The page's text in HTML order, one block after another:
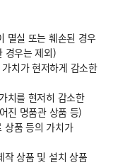
멸실 또는 훼손된 경우
경우는 제외)
치가 현저하게 감소한
치를 현저히 감소한
진 명품관 상품 등)
상품 등의 가치가
작 상품 및 설치 상품